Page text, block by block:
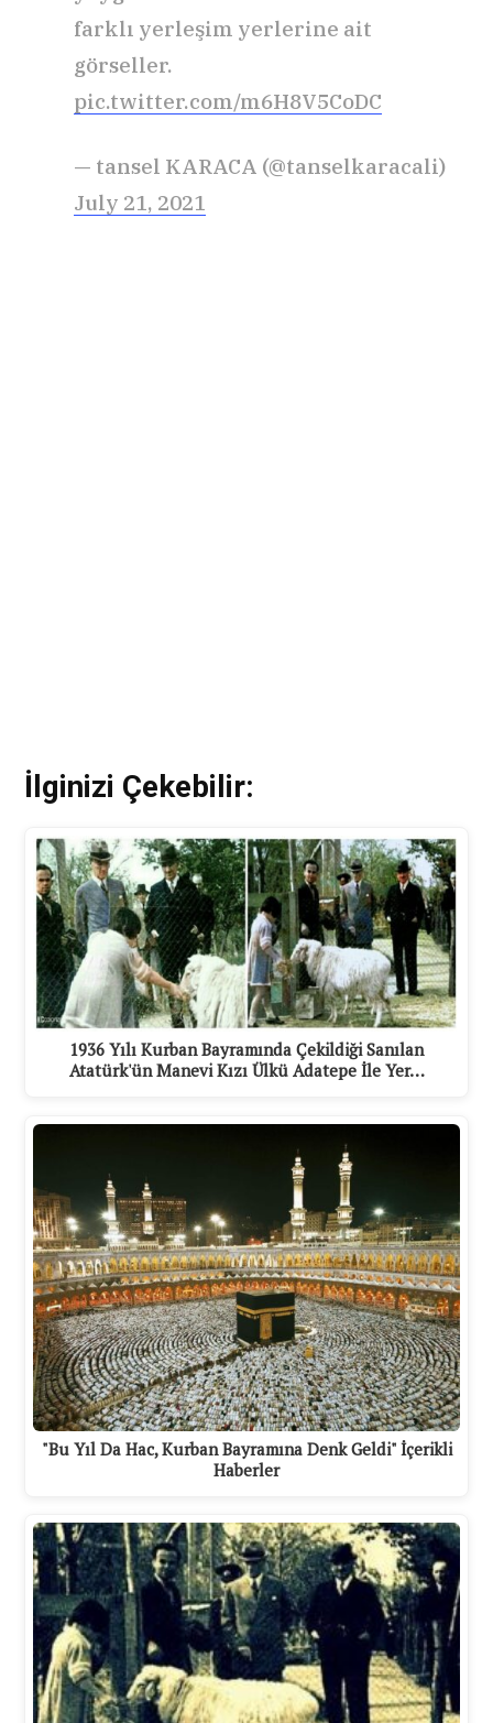
farklı yerleşim yerlerine ait
görseller.
pic.twitter.com/m6H8V5CoDC
— tansel KARACA (@tanselkaracali)
July 21, 2021
İlginizi Çekebilir:
1936 Yılı Kurban Bayramında Çekildiği Sanılan
Atatürk'ün Manevi Kızı Ülkü Adatepe İle Yer…
"Bu Yıl Da Hac, Kurban Bayramına Denk Geldi" İçerikli
Haberler